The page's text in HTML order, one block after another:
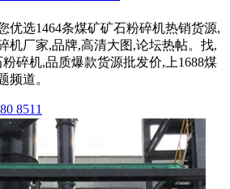
优选1464条煤矿矿石粉碎机热销货源,
机厂家,品牌,高清大图,论坛热帖。找,
碎机,品质爆款货源批发价,上1688煤
频道。
8511